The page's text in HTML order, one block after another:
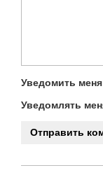
Уведомить
Уведомлять